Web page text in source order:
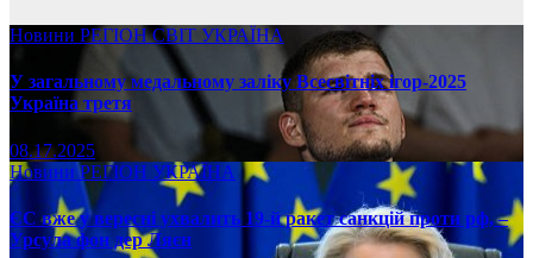
Новини РЕГІОНСВІТ УКРАЇНА
У загальному медальному заліку Всесвітніх ігор-2025
Україна третя
08.17.2025
НовиниРЕГІОН УКРАЇНА
ЄС вже у вересні ухвалить 19-й ракет санкцій проти рф, –
Урсула фон дер Ляєн